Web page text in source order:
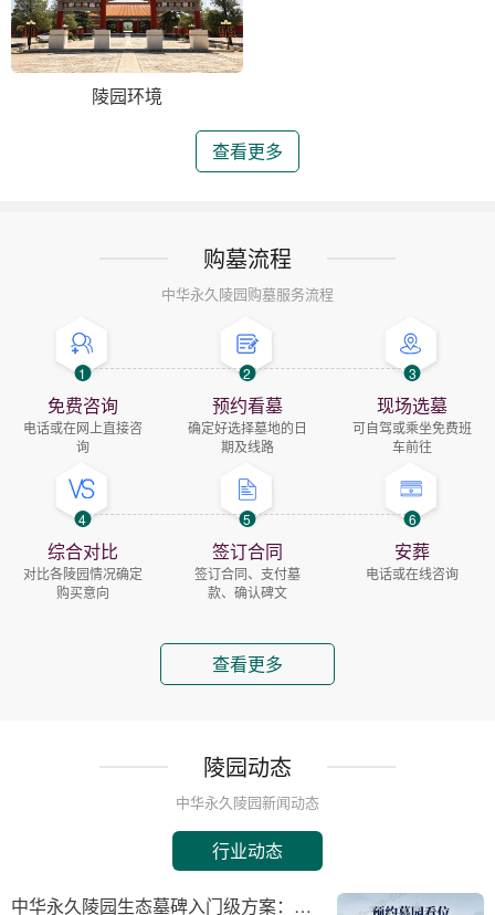
陵园环境
查看更多
购墓流程
中华永久陵园购墓服务流程
1
免费咨询
电话或在网上直接咨
询
2
预约看墓
确定好选择墓地的日
期及线路
3
现场选墓
可自驾或乘坐免费班
车前往
4
综合对比
对比各陵园情况确定
购买意向
5
签订合同
签订合同、支付墓
款、确认碑文
6
安葬
电话或在线咨询
查看更多
陵园动态
中华永久陵园新闻动态
行业动态
中华永久陵园生态墓碑入门级方案：完